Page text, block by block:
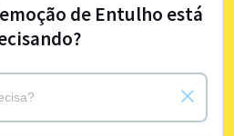
de Entulho está